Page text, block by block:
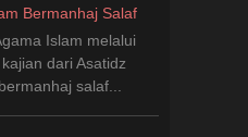
Bermanhaj Salaf
Islam melalui
dari Asatidz
bermanhaj salaf...